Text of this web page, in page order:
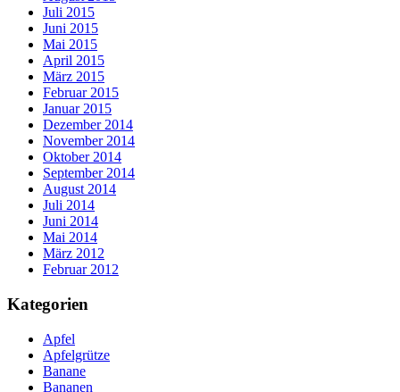
Juli 2015
Juni 2015
Mai 2015
April 2015
März 2015
Februar 2015
Januar 2015
Dezember 2014
November 2014
Oktober 2014
September 2014
August 2014
Juli 2014
Juni 2014
Mai 2014
März 2012
Februar 2012
Kategorien
Apfel
Apfelgrütze
Banane
Bananen